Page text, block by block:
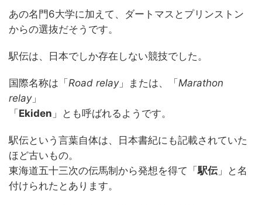
あの名門6大学に加えて、ダートマスとプリンストン
からの選抜だそうです。
駅伝は、日本でしか存在しない競技でした。
国際名称は「 Road relay」または、「 Marathon
relay」
「 Ekiden 」とも呼ばれるようです。
駅伝という言葉自体は、日本書紀にも記載されていた
ほど古いもの。
東海道五十三次の伝馬制から発想を得て「駅伝」と名
付けられたとあります。